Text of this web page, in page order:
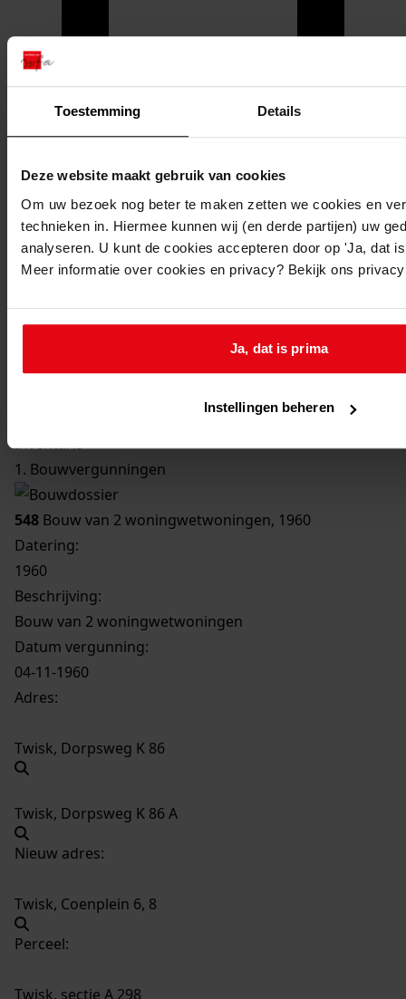
Toestemming Details
Deze website maakt gebruik van cookies
Om uw bezoek nog beter te maken zetten we cookies en
technieken in. Hiermee kunnen wij (en derde partijen) uw
analyseren. U kunt de cookies accepteren door op 'Ja, dat
Meer informatie over cookies en privacy? Bekijk ons
Ja, dat is prima
Instellingen beheren
Printen
Inventaris
1. Bouwvergunningen
548 Bouw van 2 woningwetwoningen, 1960
Datering:
1960
Beschrijving:
Bouw van 2 woningwetwoningen
Datum vergunning:
04-11-1960
Adres:
Twisk, Dorpsweg K 86
Twisk, Dorpsweg K 86 A
Nieuw adres:
Twisk, Coenplein 6, 8
Perceel:
Twisk, sectie A 298